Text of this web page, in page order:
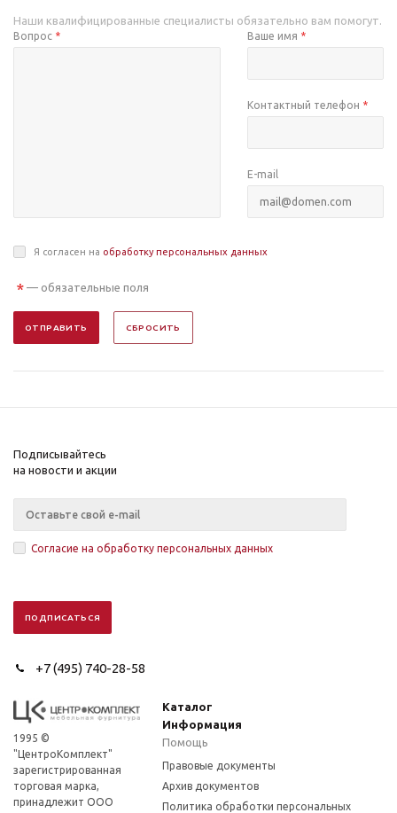
Наши квалифицированные специалисты обязательно вам помогут.
Вопрос * Ваше имя *
Контактный телефон *
E-mail
Я согласен на обработку персональных данных
* — обязательные поля
ОТПРАВИТЬ СБРОСИТЬ
Подписывайтесь
на новости и акции
Согласие на обработку персональных данных
+7 (495) 740-28-58
1995 ©
"ЦентроКомплект"
зарегистрированная
торговая марка,
принадлежит ООО
Каталог
Информация
Помощь
Правовые документы
Архив документов
Политика обработки персональных